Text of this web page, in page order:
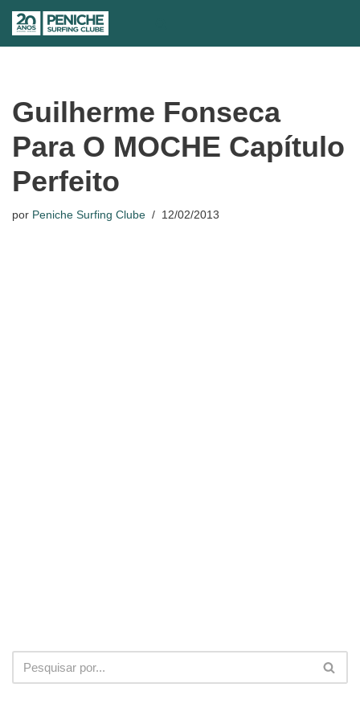
conteúdo
Guilherme Fonseca
Para O MOCHE Capítulo
Perfeito
por Peniche Surfing Clube 12/02/2013